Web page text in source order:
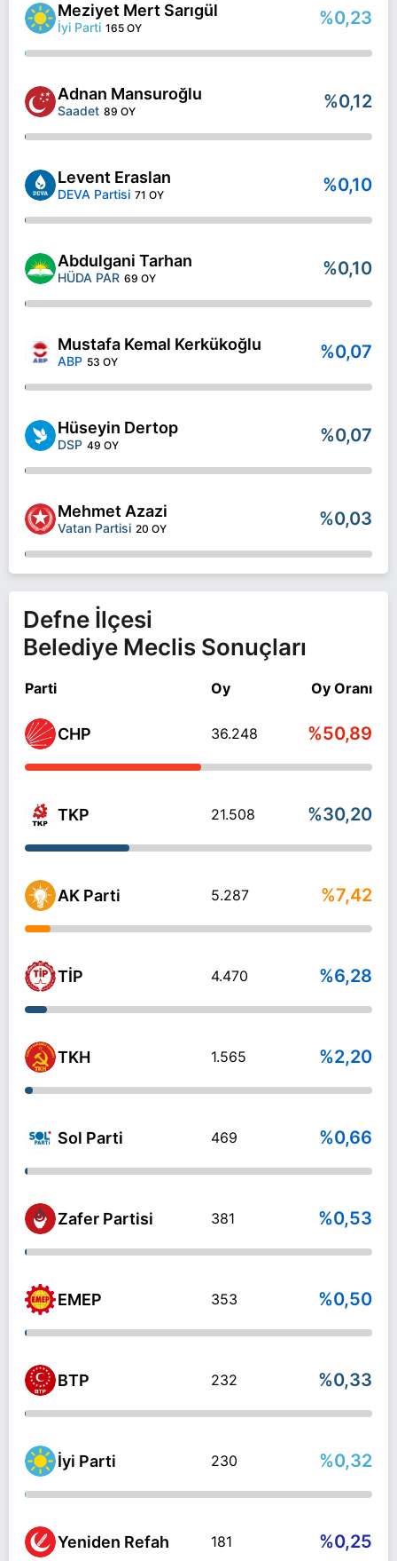
Meziyet Mert Sarıgül
İyi Parti 165 OY %0,23
Adnan Mansuroğlu
Saadet 89 OY %0,12
Levent Eraslan
DEVA Partisi 71 OY %0,10
Abdulgani Tarhan
HÜDA PAR 69 OY %0,10
Mustafa Kemal Kerkükoğlu
ABP 53 OY %0,07
Hüseyin Dertop
DSP 49 OY %0,07
Mehmet Azazi
Vatan Partisi 20 OY %0,03
Defne İlçesi
Belediye Meclis Sonuçları
Parti Oy Oy Oranı
CHP 36.248 %50,89
TKP 21.508 %30,20
AK Parti 5.287 %7,42
TİP 4.470 %6,28
TKH 1.565 %2,20
Sol Parti 469 %0,66
Zafer Partisi 381 %0,53
EMEP 353 %0,50
BTP 232 %0,33
İyi Parti 230 %0,32
Yeniden Refah 181 %0,25